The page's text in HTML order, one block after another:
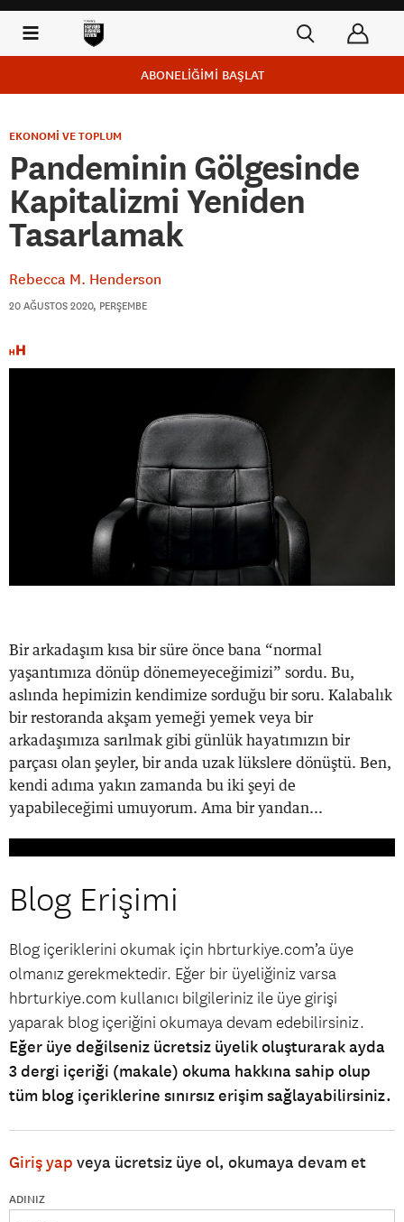
ABONELİĞİMİ BAŞLAT
EKONOMİ VE TOPLUM
Pandeminin Gölgesinde
Kapitalizmi Yeniden
Tasarlamak
Rebecca M. Henderson
20 AĞUSTOS 2020, PERŞEMBE
Bir arkadaşım kısa bir süre önce bana “normal
yaşantımıza dönüp dönemeyeceğimizi” sordu. Bu,
aslında hepimizin kendimize sorduğu bir soru. Kalabalık
bir restoranda akşam yemeği yemek veya bir
arkadaşımıza sarılmak gibi günlük hayatımızın bir
parçası olan şeyler, bir anda uzak lükslere dönüştü. Ben,
kendi adıma yakın zamanda bu iki şeyi de
yapabileceğimi umuyorum. Ama bir yandan...
Blog Erişimi
Blog içeriklerini okumak için hbrturkiye.com’a üye
olmanız gerekmektedir. Eğer bir üyeliğiniz varsa
hbrturkiye.com kullanıcı bilgileriniz ile üye girişi
yaparak blog içeriğini okumaya devam edebilirsiniz.
Eğer üye değilseniz ücretsiz üyelik oluşturarak ayda
3 dergi içeriği (makale) okuma hakkına sahip olup
tüm blog içeriklerine sınırsız erişim sağlayabilirsiniz.
Giriş yap veya ücretsiz üye ol, okumaya devam et
ADINIZ